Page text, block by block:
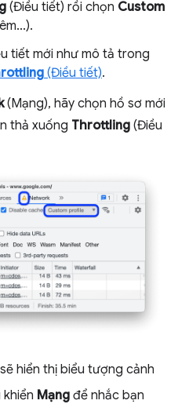
(Điều tiết) rồi chọn Custom
tiết mới như mô tả trong
(Điều tiết).
(Mạng), hãy chọn hồ sơ mới
thả xuống Throttling (Điều
hiển thị biểu tượng cảnh
Mạng để nhắc bạn